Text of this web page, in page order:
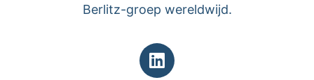
Berlitz-groep wereldwijd.